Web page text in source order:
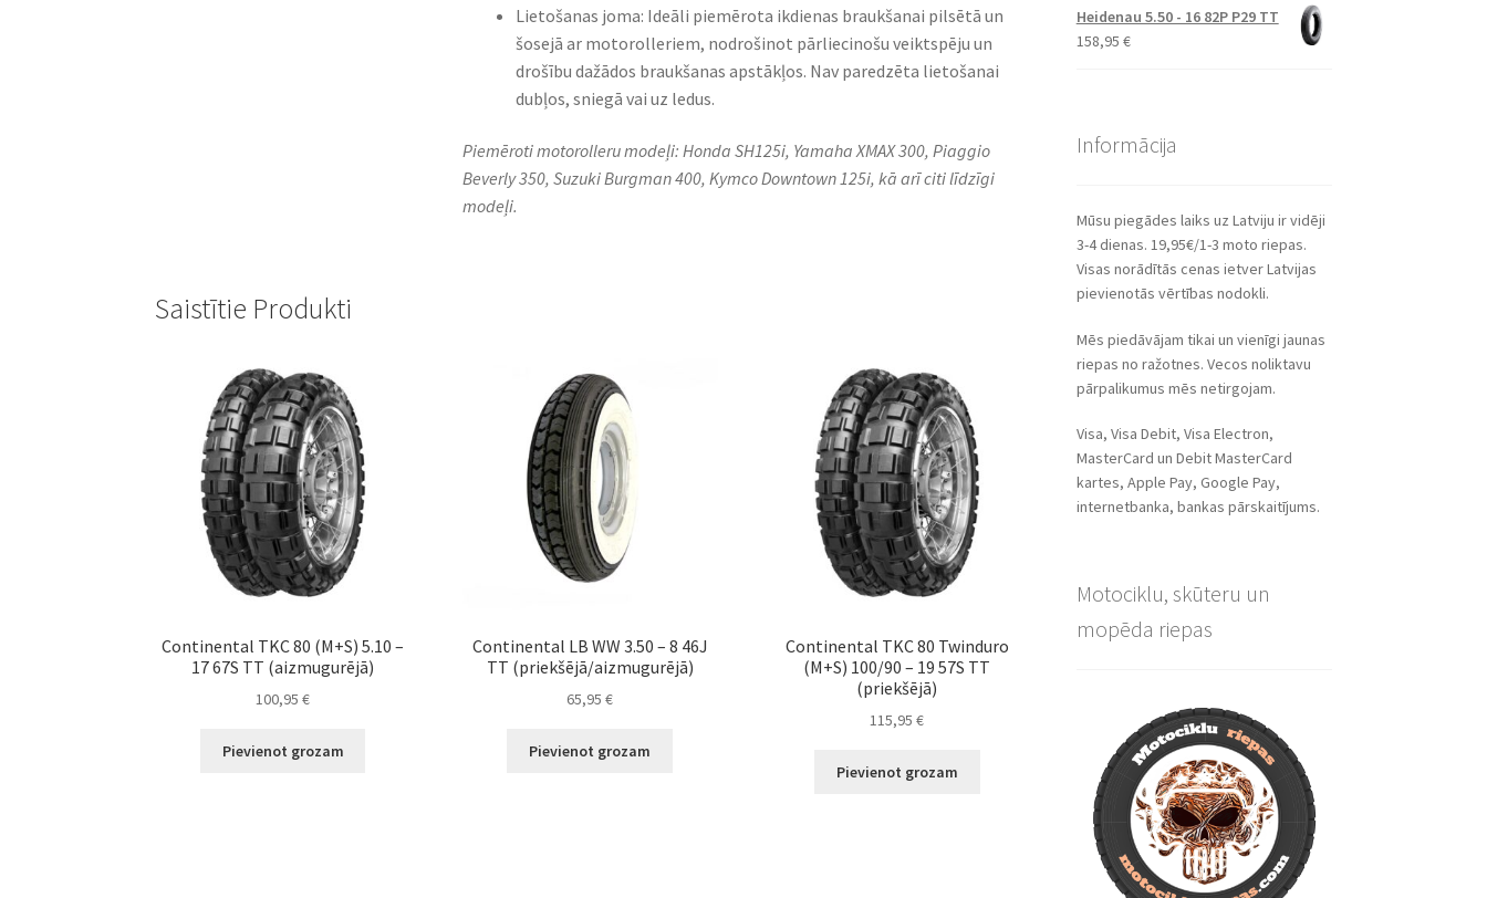
Lietošanas joma: Ideāli piemērota ikdienas braukšanai pilsētā un
šosejā ar motorolleriem, nodrošinot pārliecinošu veiktspēju un
drošību dažādos braukšanas apstākļos. Nav paredzēta lietošanai
dubļos, sniegā vai uz ledus.
Piemēroti motorolleru modeļi: Honda SH125i, Yamaha XMAX 300, Piaggio
Beverly 350, Suzuki Burgman 400, Kymco Downtown 125i, kā arī citi līdzīgi
modeļi.
Saistītie Produkti
Continental TKC 80 (M+S) 5.10 –
17 67S TT (aizmugurējā)
100,95€
Pievienot grozam
Continental LB WW 3.50 – 8 46J
TT (priekšējā/aizmugurējā)
65,95€
Pievienot grozam
Continental TKC 80 Twinduro
(M+S) 100/90 – 19 57S TT
(priekšējā)
115,95€
Pievienot grozam
Heidenau 5.50 - 16 82P P29 TT
158,95 €
Informācija
Mūsu piegādes laiks uz Latviju ir vidēji
3-4 dienas. 19,95€/1-3 moto riepas.
Visas norādītās cenas ietver Latvijas
pievienotās vērtības nodokli.
Mēs piedāvājam tikai un vienīgi jaunas
riepas no ražotnes. Vecos noliktavu
pārpalikumus mēs netirgojam.
Visa, Visa Debit, Visa Electron,
MasterCard un Debit MasterCard
kartes, Apple Pay, Google Pay,
internetbanka, bankas pārskaitījums.
Motociklu, skūteru un
mopēda riepas